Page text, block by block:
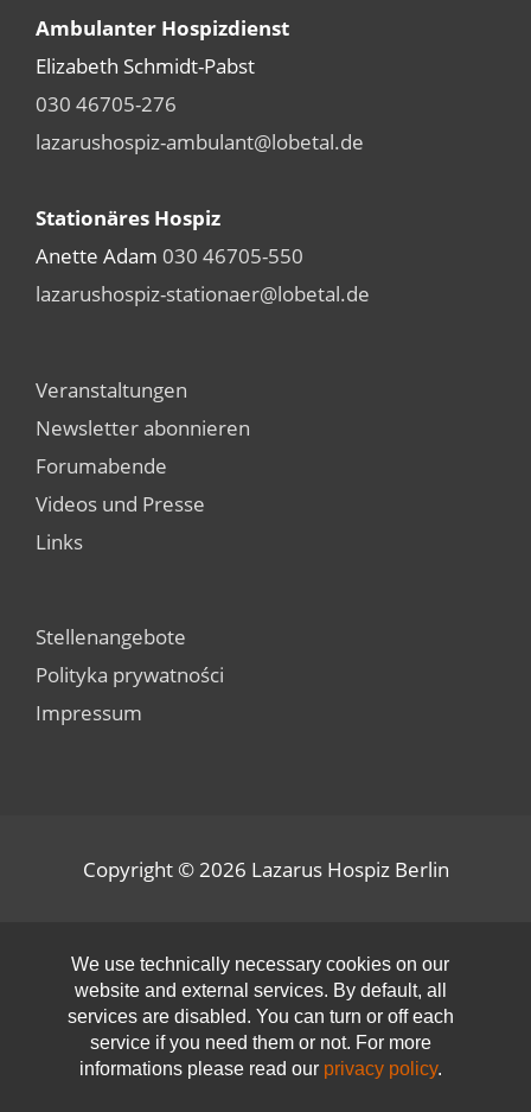
Ambulanter Hospizdienst
Elizabeth Schmidt-Pabst
030 46705-276
lazarushospiz-ambulant@lobetal.de
Stationäres Hospiz
Anette Adam 030 46705-550
lazarushospiz-stationaer@lobetal.de
Veranstaltungen
Newsletter abonnieren
Forumabende
Videos und Presse
Links
Stellenangebote
Polityka prywatności
Impressum
Copyright © 2026 Lazarus Hospiz Berlin
Open toolbar
We use technically necessary cookies on our
website and external services. By default, all
services are disabled. You can turn or off each
service if you need them or not. For more
informations please read our privacy policy.